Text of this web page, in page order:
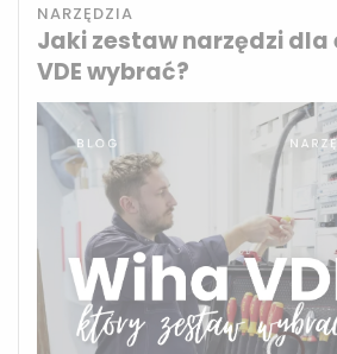
NARZĘDZIA
Jaki zestaw narzędzi
VDE wybrać?